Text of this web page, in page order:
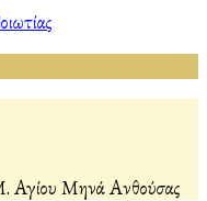
Αγίου Μηνά Ανθούσας